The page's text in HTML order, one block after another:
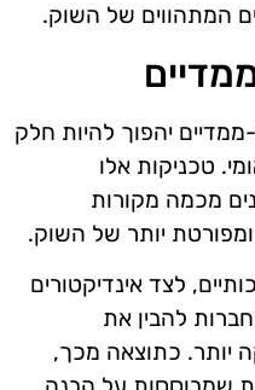
המתהווים של השוק.
רב-ממדיים יהפוך להיות חלק
טכניקות אלו
מכמה מקורות
יותר של השוק.
לצד אינדיקטורים
להבין את
יותר. כתוצאה מכך,